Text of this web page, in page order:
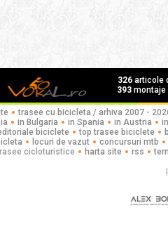
326articole
393montaje
trasee cu bicicleta / arhiva 2007 -
in Bulgaria in Spania in Austria
biciclete top trasee biciclete
locuri de vazut
concursuri mtb
cicloturistice
harta site rss